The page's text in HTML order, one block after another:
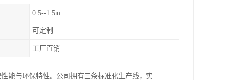
0.5--1.5m
可定制
工厂直销
能与环保特性。公司拥有三条标准化生产线，实